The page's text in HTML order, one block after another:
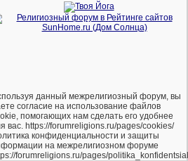
данный межрелигиозный форум, вы
согласие на использование файлов
помогающих нам сделать его удобнее
вас. https://forumreligions.ru/pages/cookies/
конфиденциальности и защиты
на межрелигиозном форуме
forumreligions.ru/pages/